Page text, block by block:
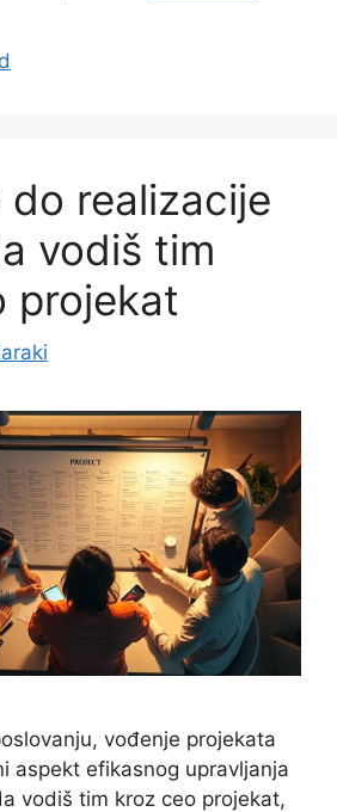
do realizacije
vodiš tim
projekat
vođenje projekata
aspekt efikasnog upravljanja
vodiš tim kroz ceo projekat,